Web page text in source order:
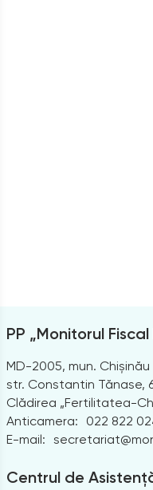
PP „Monitorul Fiscal
MD-2005, mun. Chișinău
str. Constantin Tănase,
Clădirea „Fertilitatea-
Anticamera:
022 822
E-mail:
Centrul de